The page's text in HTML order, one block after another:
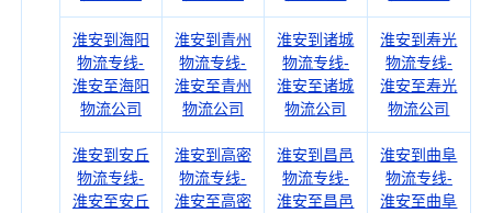
淮安到海阳
物流专线-
淮安至海阳
物流公司
淮安到青州
物流专线-
淮安至青州
物流公司
淮安到诸城
物流专线-
淮安至诸城
物流公司
淮安到寿光
物流专线-
淮安至寿光
物流公司
淮安到安丘
物流专线-
淮安至安丘
淮安到高密
物流专线-
淮安至高密
淮安到昌邑
物流专线-
淮安至昌邑
淮安到曲阜
物流专线-
淮安至曲阜